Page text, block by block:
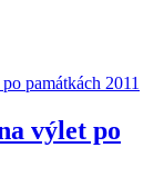
památkách 2011
výlet po